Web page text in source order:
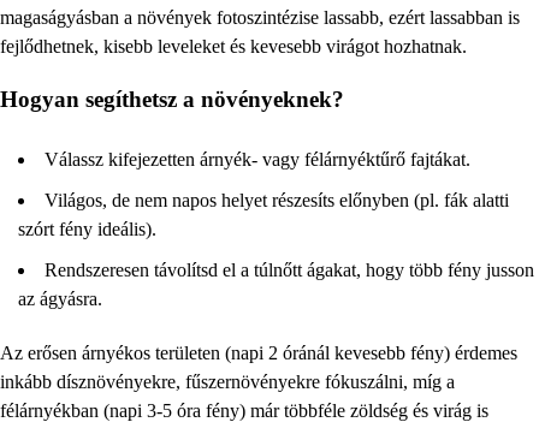
magaságyásban a növények fotoszintézise lassabb, ezért lassabban is
fejlődhetnek, kisebb leveleket és kevesebb virágot hozhatnak.
Hogyan segíthetsz a növényeknek?
Válassz kifejezetten árnyék- vagy félárnyéktűrő fajtákat.
Világos, de nem napos helyet részesíts előnyben (pl. fák alatti
szórt fény ideális).
Rendszeresen távolítsd el a túlnőtt ágakat, hogy több fény jusson
az ágyásra.
Az erősen árnyékos területen (napi 2 óránál kevesebb fény) érdemes
inkább dísznövényekre, fűszernövényekre fókuszálni, míg a
félárnyékban (napi 3-5 óra fény) már többféle zöldség és virág is